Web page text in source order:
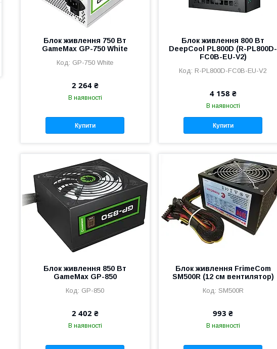
Блок живлення 750 Вт
GameMax GP-750 White
GP-750 White
2 264 ₴
В наявності
Купити
Блок живлення 800 Вт
DeepCool PL800D (R-PL800D-
FC0B-EU-V2)
R-PL800D-FC0B-EU-V2
4 158 ₴
В наявності
Купити
Блок живлення 850 Вт
GameMax GP-850
GP-850
2 402 ₴
В наявності
Блок живлення FrimeCom
SM500R (12 см вентилятор)
SM500R
993 ₴
В наявності